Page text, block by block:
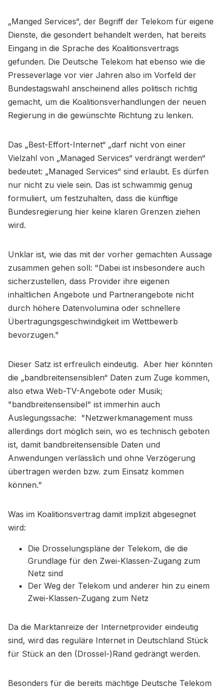
„Manged Services“, der Begriff der Telekom für eigene
Dienste, die gesondert behandelt werden, hat bereits
Eingang in die Sprache des Koalitionsvertrags
gefunden. Die Deutsche Telekom hat ebenso wie die
Presseverlage vor vier Jahren also im Vorfeld der
Bundestagswahl anscheinend alles politisch richtig
gemacht, um die Koalitionsverhandlungen der neuen
Regierung in die gewünschte Richtung zu lenken.
Das „Best-Effort-Internet“ „darf nicht von einer
Vielzahl von „Managed Services“ verdrängt werden“
bedeutet: „Managed Services“ sind erlaubt. Es dürfen
nur nicht zu viele sein. Das ist schwammig genug
formuliert, um festzuhalten, dass die künftige
Bundesregierung hier keine klaren Grenzen ziehen
wird.
Unklar ist, wie das mit der vorher gemachten Aussage
zusammen gehen soll: "Dabei ist insbesondere auch
sicherzustellen, dass Provider ihre eigenen
inhaltlichen Angebote und Partnerangebote nicht
durch höhere Datenvolumina oder schnellere
Übertragungsgeschwindigkeit im Wettbewerb
bevorzugen."
Dieser Satz ist erfreulich eindeutig. Aber hier könnten
die „bandbreitensensiblen“ Daten zum Zuge kommen,
also etwa Web-TV-Angebote oder Musik;
"bandbreitensensibel" ist immerhin auch
Auslegungssache: "Netzwerkmanagement muss
allerdings dort möglich sein, wo es technisch geboten
ist, damit bandbreitensensible Daten und
Anwendungen verlässlich und ohne Verzögerung
übertragen werden bzw. zum Einsatz kommen
können."
Was im Koalitionsvertrag damit implizit abgesegnet
wird:
Die Drosselungspläne der Telekom, die die
Grundlage für den Zwei-Klassen-Zugang zum
Netz sind
Der Weg der Telekom und anderer hin zu einem
Zwei-Klassen-Zugang zum Netz
Da die Marktanreize der Internetprovider eindeutig
sind, wird das reguläre Internet in Deutschland Stück
für Stück an den (Drossel-)Rand gedrängt werden.
Besonders für die bereits mächtige Deutsche Telekom